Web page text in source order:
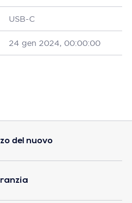
USB-C
24 gen 2024, 00:00:00
del nuovo